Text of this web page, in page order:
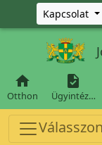
Ugrás a főKapcsolat

Otthon

Ügyintéz…